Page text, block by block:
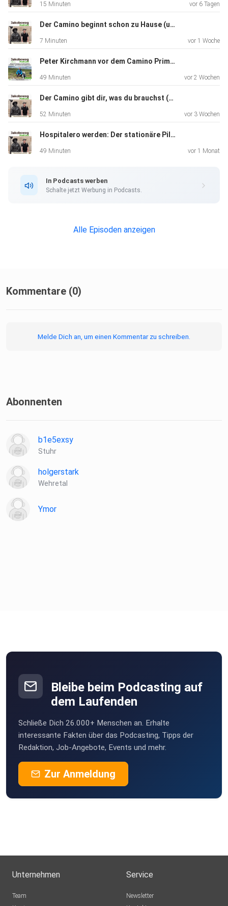
15 Minuten vor 6 Tagen
Der Camino beginnt schon zu Hause (unplugged 266)
7 Minuten vor 1 Woche
Peter Kirchmann vor dem Camino Primitivo – persönlich wie selten zuvor (265)
49 Minuten vor 2 Wochen
Der Camino gibt dir, was du brauchst (264) Wdh
52 Minuten vor 3 Wochen
Hospitalero werden: Der stationäre Pilger (263)
49 Minuten vor 1 Monat
In Podcasts werben
Schalte jetzt Werbung in Podcasts.
Alle Episoden anzeigen
Kommentare (0)
Melde Dich an, um einen Kommentar zu schreiben.
Abonnenten
b1e5exsy
Stuhr
holgerstark
Wehretal
Ymor
Bleibe beim Podcasting auf
dem Laufenden
Schließe Dich 26.000+ Menschen an. Erhalte
interessante Fakten über das Podcasting, Tipps der
Redaktion, Job-Angebote, Events und mehr.
Zur Anmeldung
Unternehmen
Team
Service
Newsletter